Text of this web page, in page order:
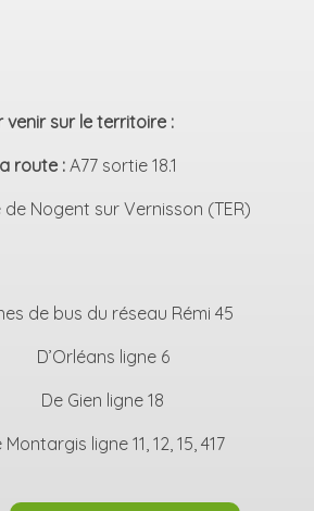
venir sur le territoire :
route :A77 sortie 18.1
de Nogent sur Vernisson (TER)
de bus du réseau Rémi 45
ligne 6
Gien ligne 18
ligne 11, 12, 15, 417